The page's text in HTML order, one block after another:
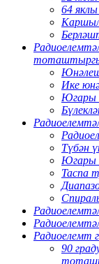
64 яклы
Ике
Югары
Түбән
Югары
Таспа
Радиоелемт
90